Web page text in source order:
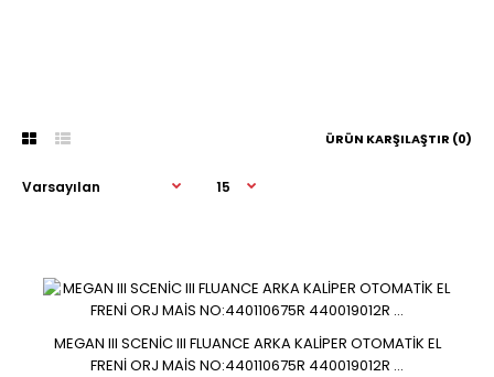
ÜRÜN KARŞILAŞTIR (0)
MEGAN III SCENİC III FLUANCE ARKA KALİPER OTOMATİK EL
FRENİ ORJ MAİS NO:440110675R 440019012R ...
MEGAN III SCENİC III FLUANCE ARKA KALİPER OTOMATİK EL
FRENİ ORJ MAİS NO:440110675R 440019012R ...